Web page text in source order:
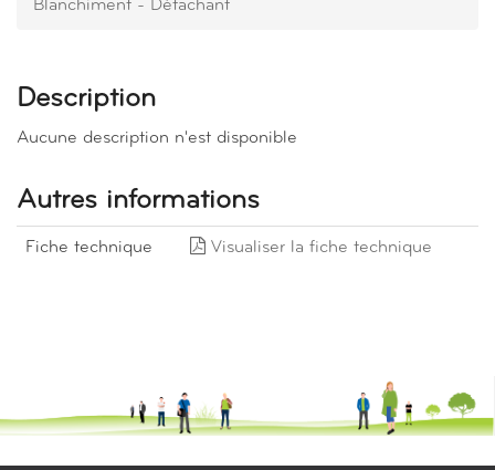
Blanchiment - Détachant
Description
Aucune description n'est disponible
Autres informations
Fiche technique Visualiser la fiche technique